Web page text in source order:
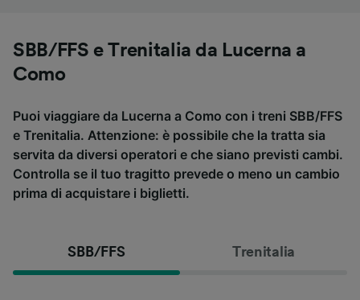
SBB/FFS e Trenitalia da Lucerna a
Como
Puoi viaggiare da Lucerna a Como con i treni SBB/FFS
e Trenitalia. Attenzione: è possibile che la tratta sia
servita da diversi operatori e che siano previsti cambi.
Controlla se il tuo tragitto prevede o meno un cambio
prima di acquistare i biglietti.
SBB/FFS Trenitalia